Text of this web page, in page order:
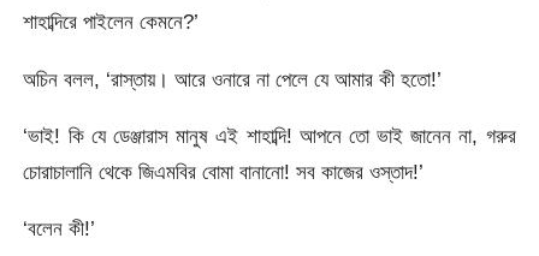
শাহাব্দিরে পাইলেন কেমনে?’
অচিন বলল, ‘রাস্তায়। আরে ওনারে না পেলে যে আমার কী হতো!’
‘ভাই! কি যে ডেঞ্জারাস মানুষ এই শাহাব্দি! আপনে তো ভাই জানেন না, গরুর
চোরাচালানি থেকে জিএমবির বোমা বানানো! সব কাজের ওস্তাদ!’
‘বলেন কী!’